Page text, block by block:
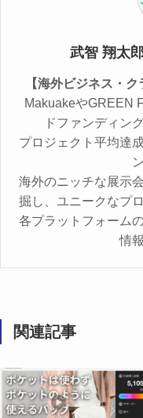
武智 翔太
【海外ビジネス・
MakuakeやGREEN
ドファンディン
プロジェクト平均達
海外のニッチな展示
掘し、ユニークなプ
各プラットフォーム
情
関連記事